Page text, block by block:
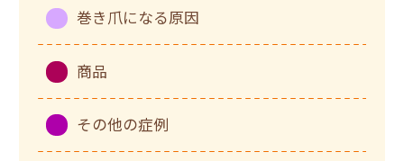
巻き爪になる原因
商品
その他の症例